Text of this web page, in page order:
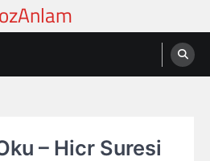
– Hicr Suresi